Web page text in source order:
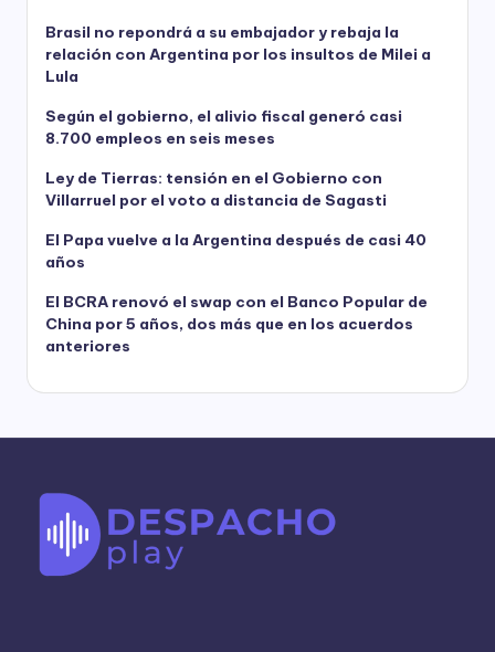
Brasil no repondrá a su embajador y rebaja la
relación con Argentina por los insultos de Milei a
Lula
Según el gobierno, el alivio fiscal generó casi
8.700 empleos en seis meses
Ley de Tierras: tensión en el Gobierno con
Villarruel por el voto a distancia de Sagasti
El Papa vuelve a la Argentina después de casi 40
años
El BCRA renovó el swap con el Banco Popular de
China por 5 años, dos más que en los acuerdos
anteriores